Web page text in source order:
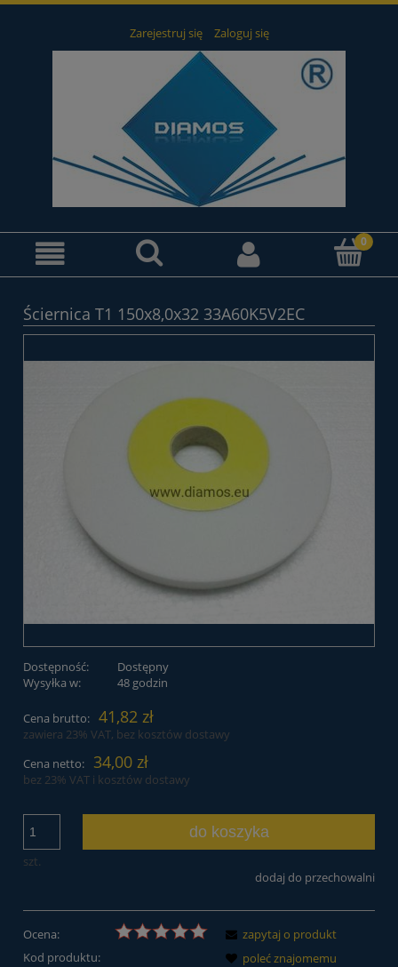
Zarejestruj się Zaloguj się
Ściernica T1 150x8,0x32 33A60K5V2EC
Dostępność:
Dostępny
Wysyłka w:
48 godzin
Cena brutto: 41,82 zł
zawiera 23% VAT, bez kosztów dostawy
Cena netto:
34,00 zł
bez 23% VAT i kosztów dostawy
szt.
do koszyka
dodaj do przechowalni
Ocena:
Kod produktu:
zapytaj o produkt
poleć znajomemu